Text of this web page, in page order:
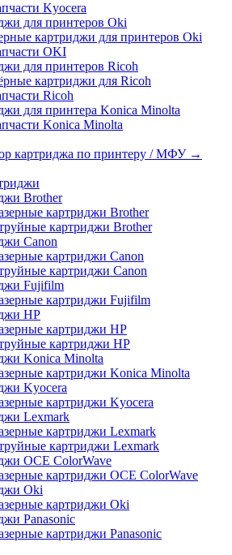
Kyocera
для принтеров Oki
картриджи для принтеров Oki
OKI
для принтеров Ricoh
картриджи для Ricoh
Ricoh
для принтера Konica Minolta
Koniсa Minolta
картриджа по принтеру / МФУ →
Brother
картриджи Brother
картриджи Brother
Canon
картриджи Canon
картриджи Canon
Fujifilm
картриджи Fujifilm
HP
картриджи HP
картриджи HP
Konica Minolta
картриджи Konica Minolta
Kyocera
картриджи Kyocera
Lexmark
картриджи Lexmark
картриджи Lexmark
OCE ColorWave
картриджи OCE ColorWave
Oki
картриджи Oki
Panasonic
картриджи Panasonic